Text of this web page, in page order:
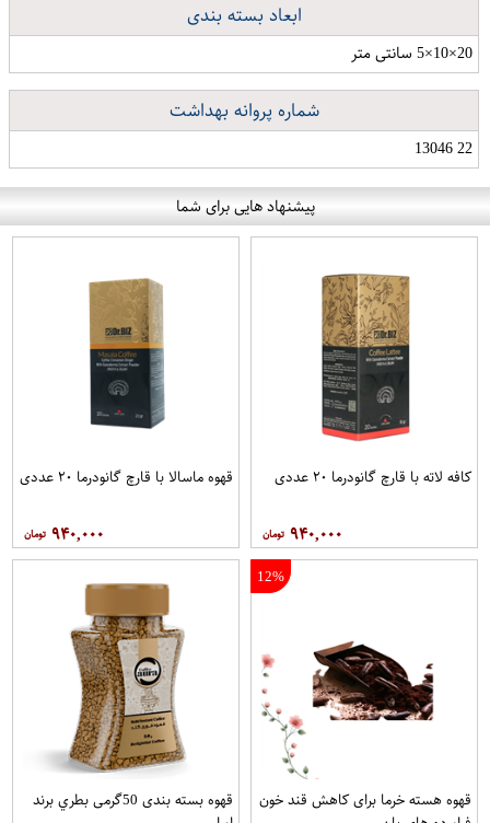
ابعاد بسته بندی
20×10×5 سانتی متر
شماره پروانه بهداشت
22 13046
پیشنهاد هایی برای شما
کافه لاته با قارچ گانودرما ۲۰ عددی
۹۴۰,۰۰۰
قهوه ماسالا با قارچ گانودرما ۲۰ عددی
۹۴۰,۰۰۰
12%
قهوه هسته خرما برای کاهش قند خون
قهوه بسته بندی 50گرمی بطري برند